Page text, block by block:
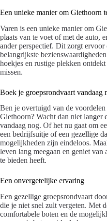
Een unieke manier om Giethoorn
Varen is een unieke manier om
plaats van te voet of met de auto,
ander perspectief. Dit zorgt ervoor
belangrijkste
hoekjes en rustige plekken
missen.
Boek je groepsrondvaart vandaag
Ben je overtuigd van de
Giethoorn? Wacht dan niet langer
vandaag nog. Of het nu gaat om
een bedrijfsuitje of een gezellige
mogelijkheden zijn eindeloos.
leven lang meegaan en geniet
te bieden heeft.
Een onvergetelijke ervaring
Een gezellige groepsrondvaart
die je niet snel zult vergeten. Met
comfortabele boten en de